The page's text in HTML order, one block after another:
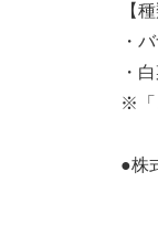
【
・
・
※「
●株